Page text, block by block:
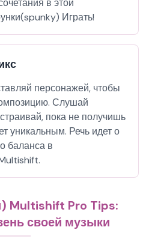
в этой
Играть!
персонажей, чтобы
Слушай
пока не получишь
уникальным. Речь идет о
баланса в
Multishift Pro Tips:
своей музыки